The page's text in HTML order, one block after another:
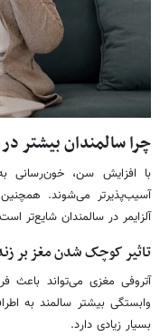
چرا سالمندان بیشتر
با افزایش سن،
آسیب‌پذیرتر می‌شوند.
آلزایمر در سالمندان
تاثیر کوچک شدن مغز بر
آتروفی مغزی می‌تواند باعث
وابستگی بیشتر سالمند به
بسیار زیادی دارد.